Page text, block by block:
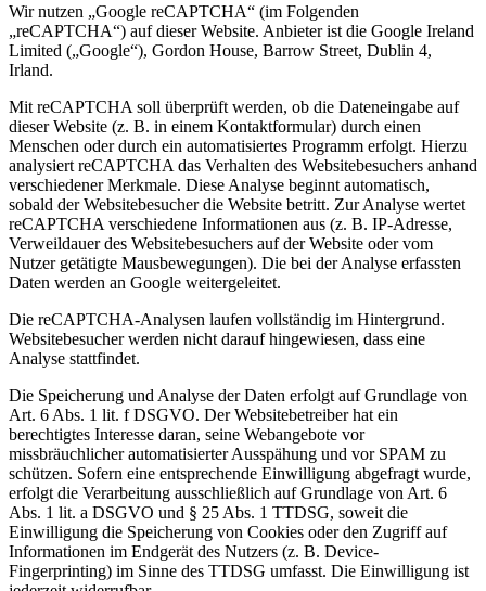
Wir nutzen „Google reCAPTCHA“ (im Folgenden
„reCAPTCHA“) auf dieser Website. Anbieter ist die Google Ireland
Limited („Google“), Gordon House, Barrow Street, Dublin 4,
Irland.
Mit reCAPTCHA soll überprüft werden, ob die Dateneingabe auf
dieser Website (z. B. in einem Kontaktformular) durch einen
Menschen oder durch ein automatisiertes Programm erfolgt. Hierzu
analysiert reCAPTCHA das Verhalten des Websitebesuchers anhand
verschiedener Merkmale. Diese Analyse beginnt automatisch,
sobald der Websitebesucher die Website betritt. Zur Analyse wertet
reCAPTCHA verschiedene Informationen aus (z. B. IP-Adresse,
Verweildauer des Websitebesuchers auf der Website oder vom
Nutzer getätigte Mausbewegungen). Die bei der Analyse erfassten
Daten werden an Google weitergeleitet.
Die reCAPTCHA-Analysen laufen vollständig im Hintergrund.
Websitebesucher werden nicht darauf hingewiesen, dass eine
Analyse stattfindet.
Die Speicherung und Analyse der Daten erfolgt auf Grundlage von
Art. 6 Abs. 1 lit. f DSGVO. Der Websitebetreiber hat ein
berechtigtes Interesse daran, seine Webangebote vor
missbräuchlicher automatisierter Ausspähung und vor SPAM zu
schützen. Sofern eine entsprechende Einwilligung abgefragt wurde,
erfolgt die Verarbeitung ausschließlich auf Grundlage von Art. 6
Abs. 1 lit. a DSGVO und § 25 Abs. 1 TTDSG, soweit die
Einwilligung die Speicherung von Cookies oder den Zugriff auf
Informationen im Endgerät des Nutzers (z. B. Device-
Fingerprinting) im Sinne des TTDSG umfasst. Die Einwilligung ist